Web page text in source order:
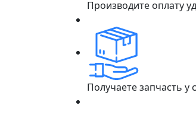
Производите оплату
Получаете запчасть